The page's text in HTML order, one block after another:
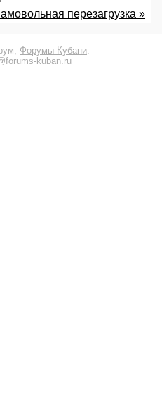
перезагрузка »
Форумы Кубани.
kuban.ru